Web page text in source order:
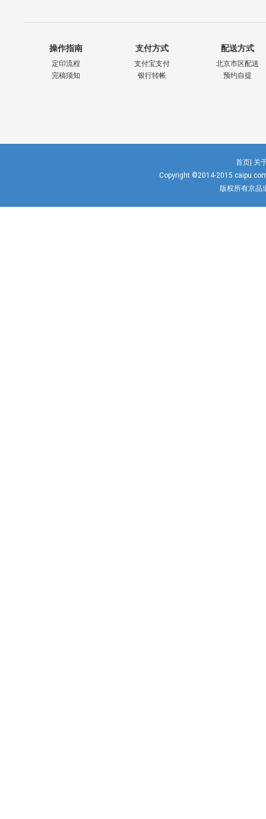
操作指南
定印流程
完稿须知
支付方式
支付宝支付
银行转帐
配送方式
北京市区配送
预约自提
首页| 关
Copyright ©2014-2015
版权所有京品